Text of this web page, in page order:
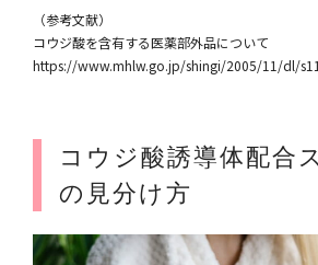
（参考文献）
コウジ酸を含有する医薬部外品について
https://www.mhlw.go.jp/shingi/2005/11/dl/
コウジ酸誘導体配合
の見分け方